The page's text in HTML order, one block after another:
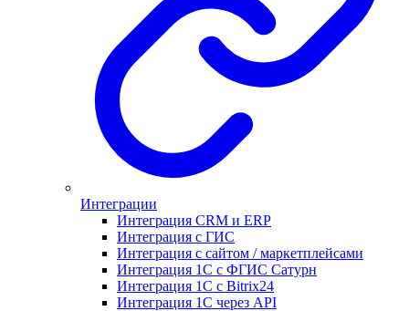
Интеграции
Интеграция CRM и ERP
Интеграция с ГИС
Интеграция с сайтом / маркетплейсами
Интеграция 1С с ФГИС Сатурн
Интеграция 1С с Bitrix24
Интеграция 1С через API